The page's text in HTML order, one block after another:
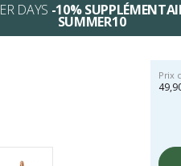
DAYS -10%
SUMMER10
Prix
Prix